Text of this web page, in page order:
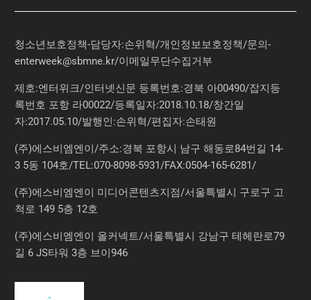
청소년보호정책-담당자:손위혁/개인정보보호정책/문의-
enterweek@sbmne.kr/이메일무단수집거부
제호:엔터위크/인터넷신문 등록번호:경북 아00490/잡지등
록번호 포항 라00022/등록일자:2018.10.18/창간일
자:2017.05.10/발행인:손위혁/편집자:손태원
(주)에스비엠엔이/주소:경북 포항시 남구 해동로84번길 14-
3 5동 104호/TEL:070-8098-5931/FAX:0504-165-6281/
(주)에스비엠엔이 미디어콘텐츠지점/서울특별시 구로구 고
척로 149 5층 12호
(주)에스비엠엔이 올커넥트/서울특별시 강남구 테헤란로79
길 6 JS타워 3층 브이946